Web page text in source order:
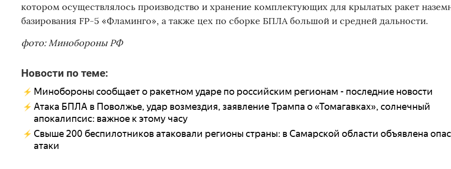
котором осуществлялось производство и хранение комплектующих для крылатых ракет
базирования FP-5 «Фламинго», а также цех по сборке БПЛА большой и средней дальности.
фото: Минобороны РФ
Новости по теме:
Минобороны сообщает о ракетном ударе по российским регионам - последние новости
Атака БПЛА в Поволжье, удар возмездия, заявление Трампа о «Томагавках», солнечный
апокалипсис: важное к этому часу
Свыше 200 беспилотников атаковали регионы страны: в Самарской области объявлена
атаки